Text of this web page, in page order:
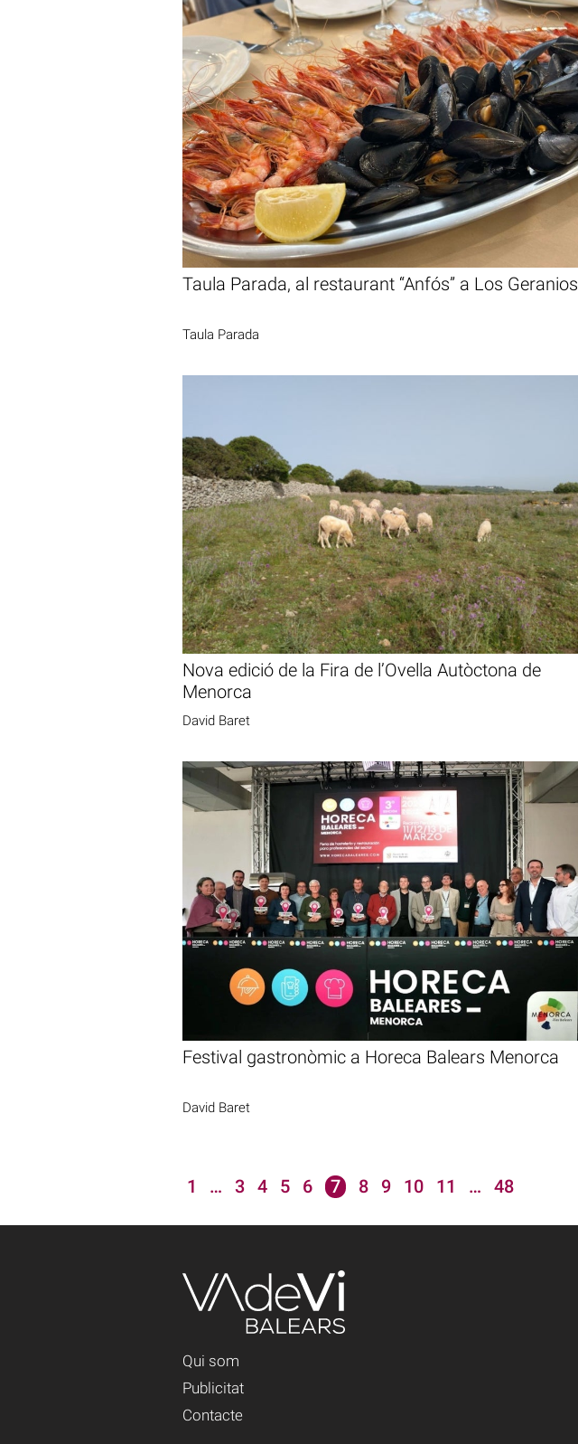
Taula Parada, al restaurant “Anfós” a Los Geranios
Taula Parada
Nova edició de la Fira de l’Ovella Autòctona de
Menorca
David Baret
Festival gastronòmic a Horeca Balears Menorca
David Baret
1 … 3 4 5 6 7 8 9 10 11 … 48
Qui som
Publicitat
Contacte